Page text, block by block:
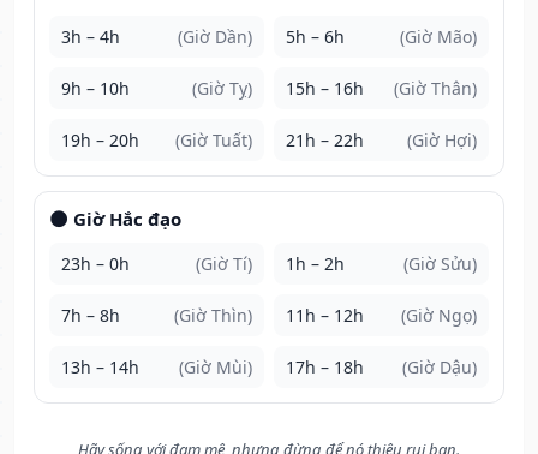
3h – 4h (Giờ Dần) 5h – 6h (Giờ Mão)
9h – 10h (Giờ Tỵ) 15h – 16h (Giờ Thân)
19h – 20h (Giờ Tuất) 21h – 22h (Giờ Hợi)
🌑 Giờ Hắc đạo
23h – 0h (Giờ Tí) 1h – 2h (Giờ Sửu)
7h – 8h (Giờ Thìn) 11h – 12h (Giờ Ngọ)
13h – 14h (Giờ Mùi) 17h – 18h (Giờ Dậu)
Hãy sống với đam mê, nhưng đừng để nó thiêu rụi bạn.